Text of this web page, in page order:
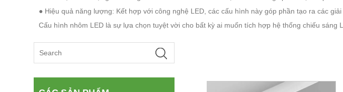
● Hiệu quả năng lượng: Kết hợp với công nghệ LED, các cấu hình này góp phần tạo ra các
Cấu hình nhôm LED là sự lựa chọn tuyệt vời cho bất kỳ ai muốn tích hợp hệ thống chiếu